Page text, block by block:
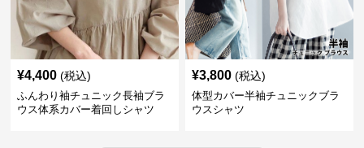
¥4,400 (税込)
ふんわり袖チュニック長袖ブラ
ウス体系カバー着回しシャツ
¥3,800 (税込)
体型カバー半袖チュニックブラ
ウスシャツ